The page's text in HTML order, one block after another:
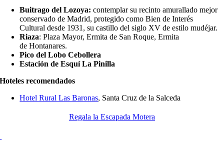
Buitrago del Lozoya: contemplar su recinto amurallado mejor
conservado de Madrid, protegido como Bien de Interés
Cultural desde 1931, su castillo del siglo XV de estilo mudéjar.
Riaza: Plaza Mayor, Ermita de San Roque, Ermita
de Hontanares.
Pico del Lobo Cebollera
Estación de Esquí La Pinilla
Hoteles recomendados
Hotel Rural Las Baronas, Santa Cruz de la Salceda
Regala la Escapada Motera